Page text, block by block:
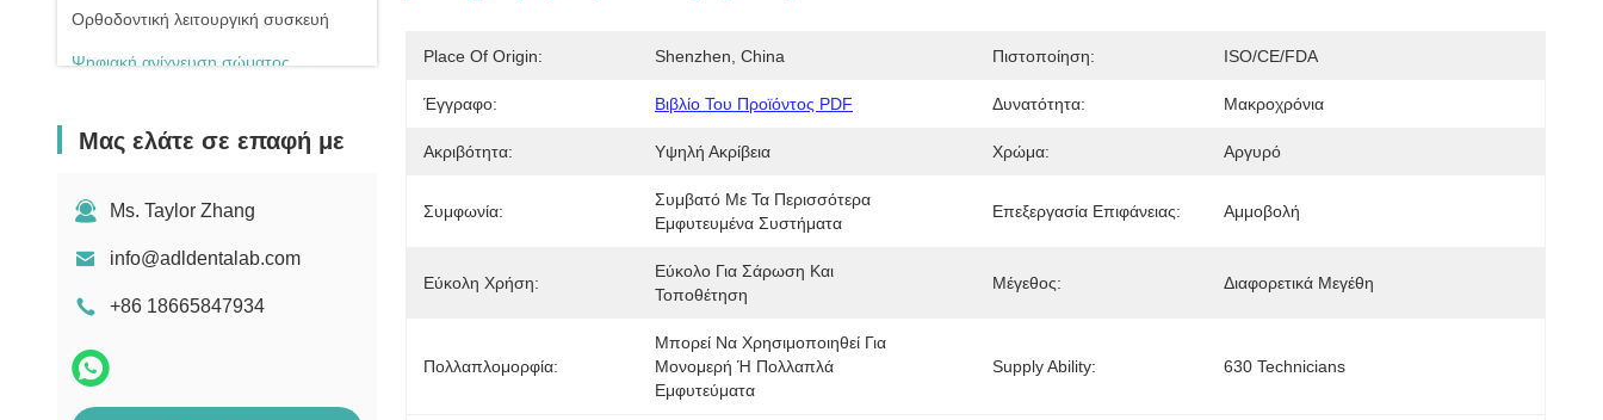
Ορθοδοντική λειτουργική συσκευή
Ψηφιακή ανίχνευση σώματος
Μας ελάτε σε επαφή με
Ms. Taylor Zhang
info@adldentalab.com
+86 18665847934
Place Of Origin: Shenzhen, China Πιστοποίηση: ISO/CE/FDA
Έγγραφο: Βιβλίο Του Προϊόντος PDF Δυνατότητα: Μακροχρόνια
Ακριβότητα: Υψηλή Ακρίβεια Χρώμα: Αργυρό
Συμφωνία:
Συμβατό Με Τα Περισσότερα
Εμφυτευμένα Συστήματα
Επεξεργασία Επιφάνειας: Αμμοβολή
Εύκολη Χρήση:
Εύκολο Για Σάρωση Και
Τοποθέτηση
Μέγεθος: Διαφορετικά Μεγέθη
Πολλαπλομορφία:
Μπορεί Να Χρησιμοποιηθεί Για
Μονομερή Ή Πολλαπλά
Εμφυτεύματα
Supply Ability: 630 Technicians